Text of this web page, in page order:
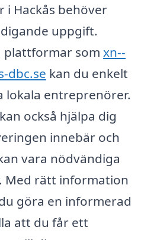
Hackås behöver
uppgift.
plattformar som xn--
dbc.se kan du enkelt
lokala entreprenörer.
också hjälpa dig
innebär och
vara nödvändiga
Med rätt information
göra en informerad
att du får ett